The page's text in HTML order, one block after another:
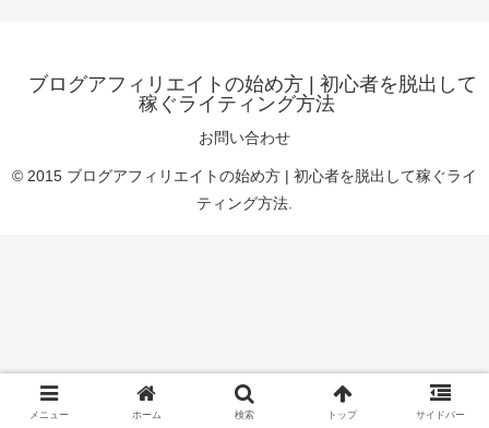
ブログアフィリエイトの始め方 | 初心者を脱出して
稼ぐライティング方法
お問い合わせ
© 2015 ブログアフィリエイトの始め方 | 初心者を脱出して稼ぐライ
ティング方法.
メニュー ホーム 検索 トップ サイドバー